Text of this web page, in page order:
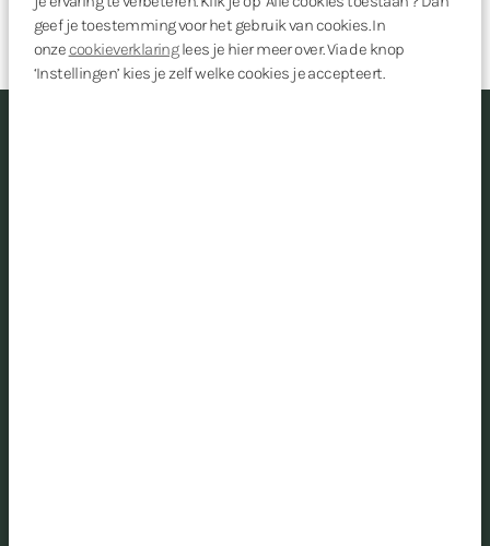
geef je toestemming voor het gebruik van cookies. In
onzecookieverklaringlees je hier meer over. Via de knop
‘Instellingen’ kies je zelf welke cookies je accepteert.